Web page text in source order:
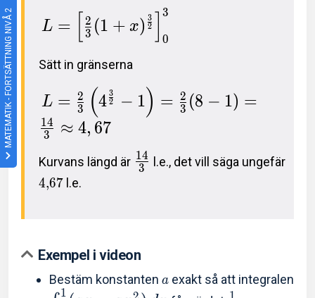
MATEMATIK - FORTSÄTTNING NIVÅ 2 L = 3
2 (1 + x) 2
3
0
3
Sätt in gränserna
L = 3
2 (4 2
3 − 1) = 3
2 (8 − 1) =
3
14 ≈ 4, 67
Kurvans längd är 3
14 l.e., det vill säga ungefär
4,67 l.e.
Exempel i videon
Bestäm konstanten a exakt så att integralen
1